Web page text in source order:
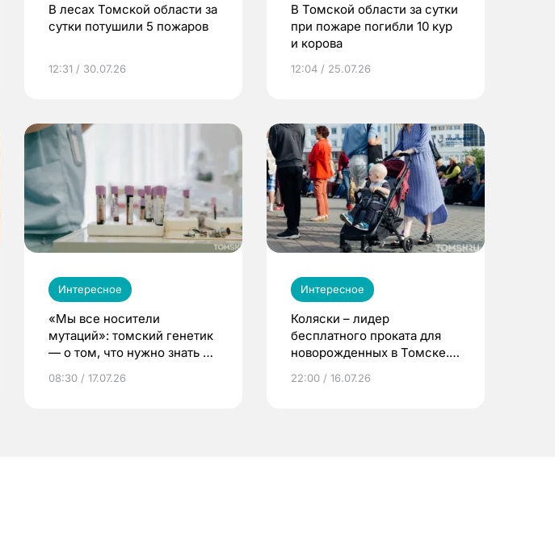
В лесах Томской области за
сутки потушили 5 пожаров
12:31 / 30.07.26
В Томской области за сутки
при пожаре погибли 10 кур
и корова
12:04 / 25.07.26
Интересное
«Мы все носители
мутаций»: томский генетик
— о том, что нужно знать до
08:30 / 17.07.26
Интересное
Коляски – лидер
бесплатного проката для
новорожденных в Томске.
22:00 / 16.07.26